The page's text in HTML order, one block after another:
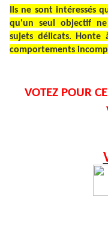
Ils ne sont intéressés
qu'un seul objectif
sujets délicats. Honte
comportements
VOTEZ POUR